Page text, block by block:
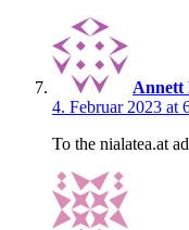
Annett
4. Februar 2023 at
To the nialatea.at